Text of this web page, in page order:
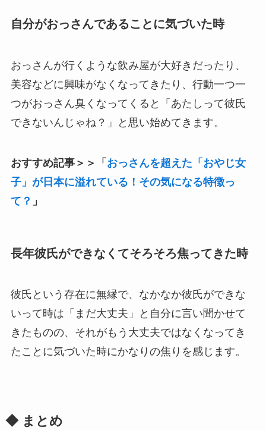
自分がおっさんであることに気づいた時
おっさんが行くような飲み屋が大好きだったり、
美容などに興味がなくなってきたり、行動一つ一
つがおっさん臭くなってくると「あたしって彼氏
できないんじゃね？」と思い始めてきます。
おすすめ記事＞＞「 おっさんを超えた「おやじ女
子」が日本に溢れている！その気になる特徴っ
て？ 」
長年彼氏ができなくてそろそろ焦ってきた時
彼氏という存在に無縁で、なかなか彼氏ができな
いって時は「まだ大丈夫」と自分に言い聞かせて
きたものの、それがもう大丈夫ではなくなってき
たことに気づいた時にかなりの焦りを感じます。
◆ まとめ